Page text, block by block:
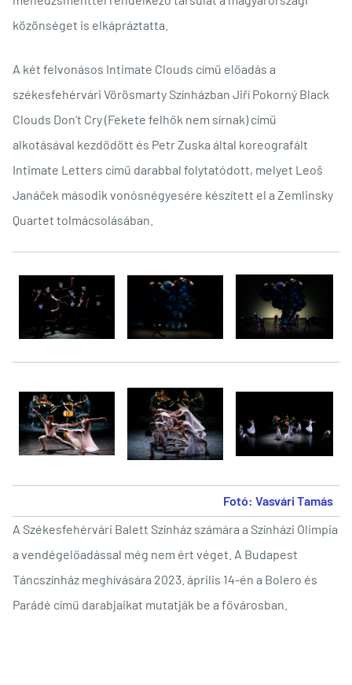
közönséget is elkápráztatta.
A két felvonásos Intimate Clouds című előadás a
székesfehérvári Vörösmarty Színházban Jiří Pokorný Black
Clouds Don’t Cry (Fekete felhők nem sírnak) című
alkotásával kezdődött és Petr Zuska által koreografált
Intimate Letters című darabbal folytatódott, melyet Leoš
Janáček második vonósnégyesére készített el a Zemlinsky
Quartet tolmácsolásában.
Fotó: Vasvári Tamás
A Székesfehérvári Balett Színház számára a Színházi Olimpia
a vendégelőadással még nem ért véget. A Budapest
Táncszínház meghívására 2023. április 14-én a Bolero és
Parádé című darabjaikat mutatják be a fővárosban.